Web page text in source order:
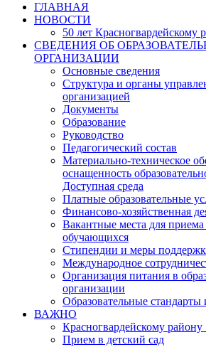
ГЛАВНАЯ
НОВОСТИ
50 лет Красногвардейскому
СВЕДЕНИЯ ОБ
ОРГАНИЗАЦИИ
Основные сведения
Структура и органы
организацией
Документы
Образование
Руководство
Педагогический состав
Материально-техническое
оснащенность
Доступная среда
Платные образовательные
Финансово-хозяйственная
Вакантные места для приема
обучающихся
Стипендии и меры
Международное
Организация питания в
организации
Образовательные стандарты
ВАЖНО
Красногвардейскому району
Прием в детский сад